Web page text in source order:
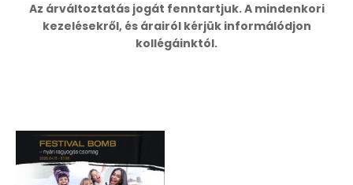
Az árváltoztatás jogát fenntartjuk. A mindenkori
kezelésekről, és árairól kérjük informálódjon
kollégáinktól.